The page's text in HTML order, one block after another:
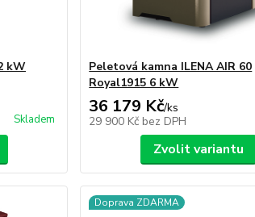
kW
Skladem
Peletová kamna ILENA AIR 60
Royal1915 6 kW
36 179 Kč/ks
29 900 Kč bez DPH
Zvolit variantu
Doprava ZDARMA